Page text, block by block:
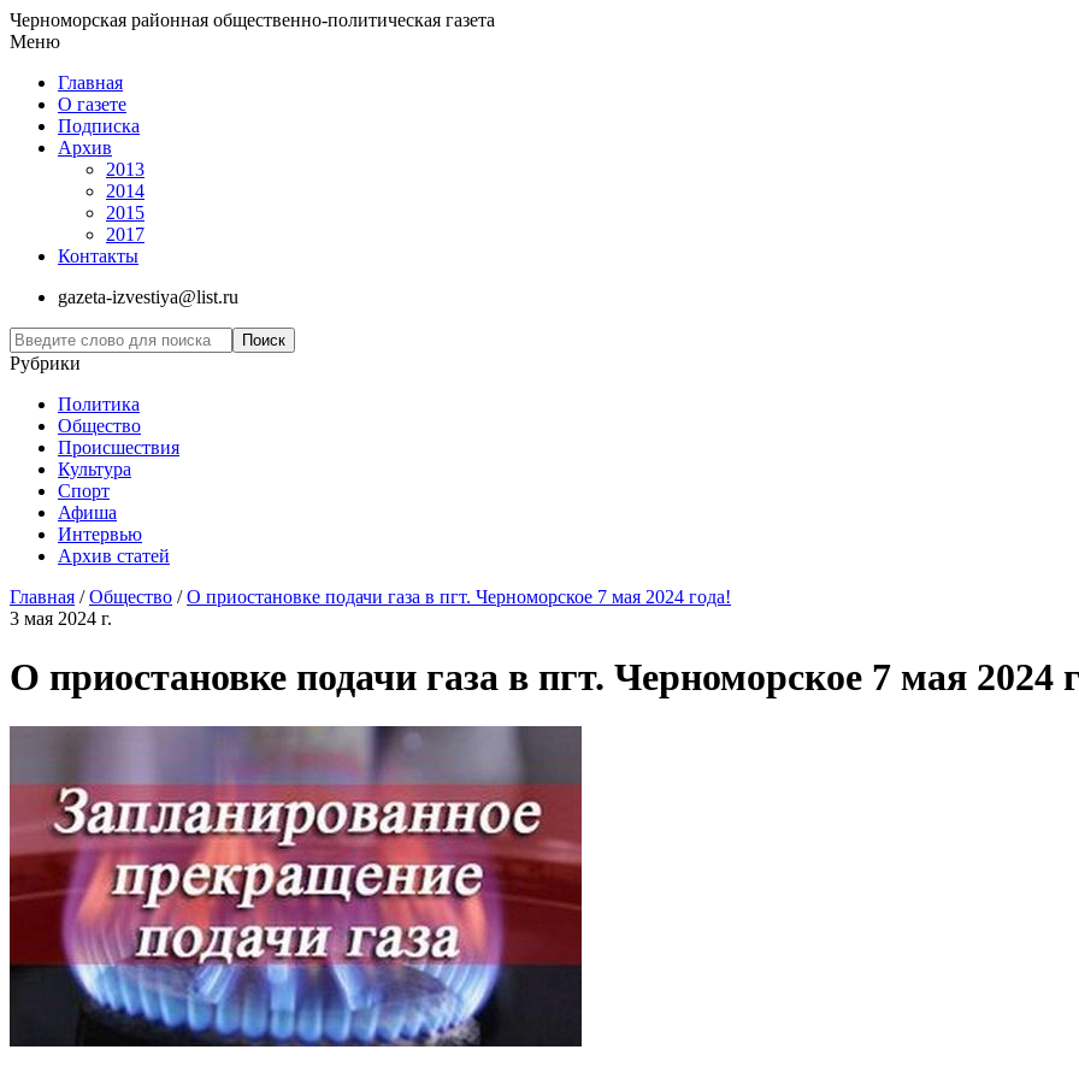
Черноморская районная общественно-политическая газета
Меню
Главная
О газете
Подписка
Архив
2013
2014
2015
2017
Контакты
gazeta-izvestiya@list.ru
Рубрики
Политика
Общество
Проиcшествия
Культура
Спорт
Афиша
Интервью
Архив статей
Главная /Общество /О приостановке подачи газа в пгт. Черноморское 7 мая 2024 года!
3 мая 2024 г.
О приостановке подачи газа в пгт. Черноморское 7 мая 2024